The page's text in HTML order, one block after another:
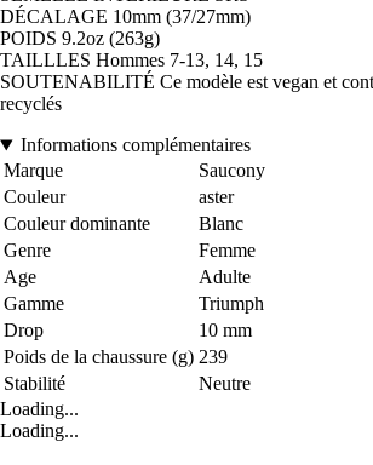
DÉCALAGE 10mm (37/27mm)
POIDS 9.2oz (263g)
TAILLLES Hommes 7-13, 14, 15
SOUTENABILITÉ Ce modèle est vegan et
recyclés
Informations complémentaires
Marque
Saucony
Couleur
aster
Couleur dominante
Blanc
Genre
Femme
Age
Adulte
Gamme
Triumph
Drop
10 mm
Poids de la chaussure (g) 239
Stabilité
Neutre
Loading...
Loading...